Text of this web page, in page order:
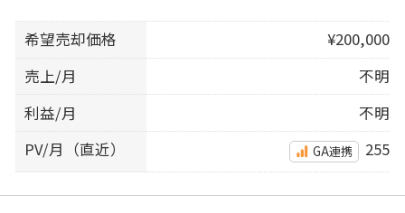
希望売却価格
¥200,000
売上/月
不明
利益/月
不明
PV/月（直近）
GA連携 255